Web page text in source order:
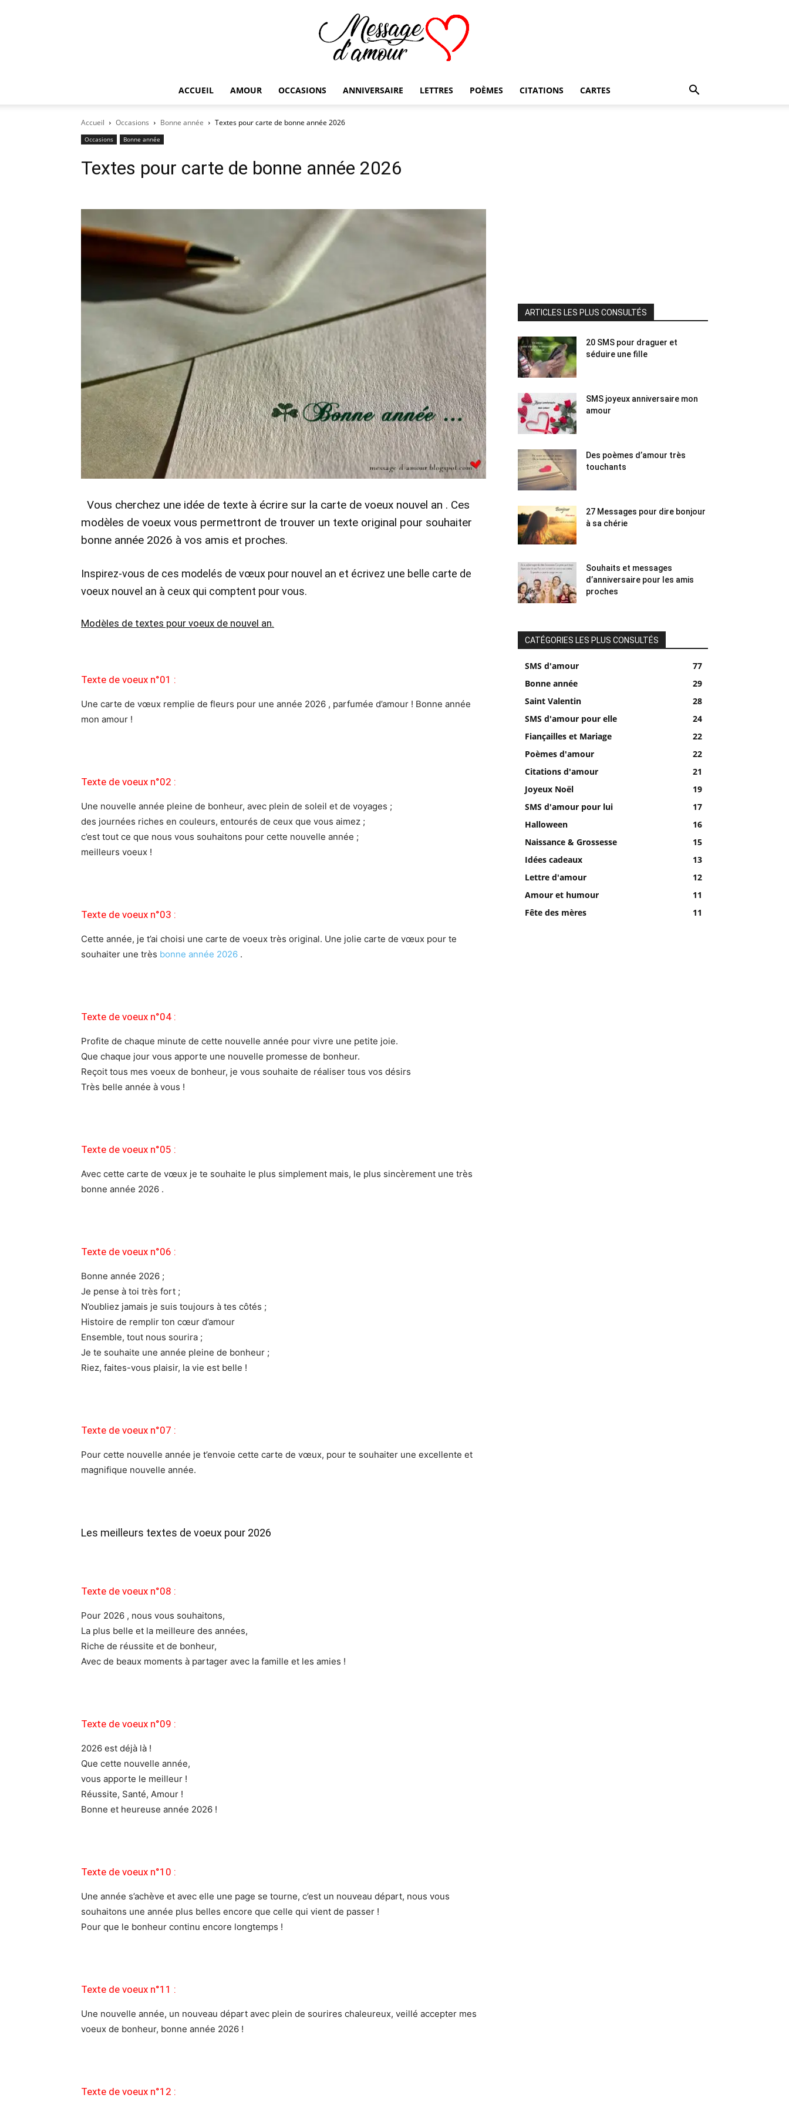
ACCUEIL AMOUR OCCASIONS ANNIVERSAIRE LETTRES POÈMES CITATIONS CARTES
Accueil Occasions Bonne année Textes pour carte de bonne année 2026
Occasions Bonne année
Textes pour carte de bonne année 2026
Vous cherchez une idée de texte à écrire sur la carte de voeux nouvel an . Ces
modèles de voeux vous permettront de trouver un texte original pour souhaiter
bonne année 2026 à vos amis et proches.
Inspirez-vous de ces modelés de vœux pour nouvel an et écrivez une belle carte de
voeux nouvel an à ceux qui comptent pour vous.
Modèles de textes pour voeux de nouvel an.
Texte de voeux n°01 :
Une carte de vœux remplie de fleurs pour une année 2026 , parfumée d’amour ! Bonne année
mon amour !
Texte de voeux n°02 :
Une nouvelle année pleine de bonheur, avec plein de soleil et de voyages ;
des journées riches en couleurs, entourés de ceux que vous aimez ;
c’est tout ce que nous vous souhaitons pour cette nouvelle année ;
meilleurs voeux !
Texte de voeux n°03 :
Cette année, je t’ai choisi une carte de voeux très original. Une jolie carte de vœux pour te
souhaiter une très bonne année 2026 .
Texte de voeux n°04 :
Profite de chaque minute de cette nouvelle année pour vivre une petite joie.
Que chaque jour vous apporte une nouvelle promesse de bonheur.
Reçoit tous mes voeux de bonheur, je vous souhaite de réaliser tous vos désirs
Très belle année à vous !
Texte de voeux n°05 :
Avec cette carte de vœux je te souhaite le plus simplement mais, le plus sincèrement une très
bonne année 2026 .
Texte de voeux n°06 :
Bonne année 2026 ;
Je pense à toi très fort ;
N’oubliez jamais je suis toujours à tes côtés ;
Histoire de remplir ton cœur d’amour
Ensemble, tout nous sourira ;
Je te souhaite une année pleine de bonheur ;
Riez, faites-vous plaisir, la vie est belle !
Texte de voeux n°07 :
Pour cette nouvelle année je t’envoie cette carte de vœux, pour te souhaiter une excellente et
magnifique nouvelle année.
Les meilleurs textes de voeux pour 2026
Texte de voeux n°08 :
Pour 2026 , nous vous souhaitons,
La plus belle et la meilleure des années,
Riche de réussite et de bonheur,
Avec de beaux moments à partager avec la famille et les amies !
Texte de voeux n°09 :
2026 est déjà là !
Que cette nouvelle année,
vous apporte le meilleur !
Réussite, Santé, Amour !
Bonne et heureuse année 2026 !
Texte de voeux n°10 :
Une année s’achève et avec elle une page se tourne, c’est un nouveau départ, nous vous
souhaitons une année plus belles encore que celle qui vient de passer !
Pour que le bonheur continu encore longtemps !
Texte de voeux n°11 :
Une nouvelle année, un nouveau départ avec plein de sourires chaleureux, veillé accepter mes
voeux de bonheur, bonne année 2026 !
Texte de voeux n°12 :
ARTICLES LES PLUS CONSULTÉS
20 SMS pour draguer et
séduire une fille
SMS joyeux anniversaire mon
amour
Des poèmes d’amour très
touchants
27 Messages pour dire bonjour
à sa chérie
Souhaits et messages
d’anniversaire pour les amis
proches
CATÉGORIES LES PLUS CONSULTÉS
SMS d'amour
77
Bonne année
29
Saint Valentin
28
SMS d'amour pour elle
24
Fiançailles et Mariage
22
Poèmes d'amour
22
Citations d'amour
21
Joyeux Noël
19
SMS d'amour pour lui
17
Halloween
16
Naissance & Grossesse
15
Idées cadeaux
13
Lettre d'amour
12
Amour et humour
11
Fête des mères
11